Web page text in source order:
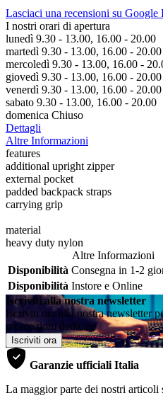
Lasciaci una recensioni su Google
I nostri orari di apertura
lunedì 9.30 - 13.00, 16.00 - 20.00
martedì 9.30 - 13.00, 16.00 - 20.00
mercoledì 9.30 - 13.00, 16.00 -
giovedì 9.30 - 13.00, 16.00 - 20.00
venerdì 9.30 - 13.00, 16.00 - 20.00
sabato 9.30 - 13.00, 16.00 - 20.00
domenica Chiuso
Dettagli
Altre Informazioni
features
additional upright zipper
external pocket
padded backpack straps
carrying grip
material
heavy duty nylon
Altre Informazioni
Disponibilità Consegna in 1-2
Disponibilità Instore e Online
Iscriviti alla nostra newsletter
Iscriviti ora alla nostra newsletter
promozioni dedicate
Iscriviti ora
Garanzie ufficiali Italia
La maggior parte dei nostri articoli